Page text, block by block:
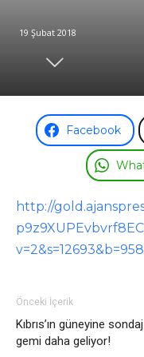
19 Şubat 2018
Facebook
http://
Önceki İçerik
Kıbrıs’ın güneyine
gemi daha geliyor!